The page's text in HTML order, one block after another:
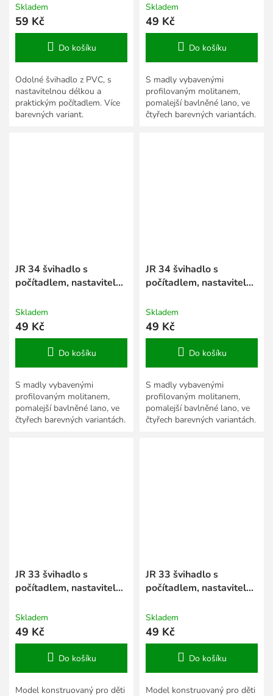
Skladem
59 Kč
Do košíku
Odolné švihadlo z PVC, s
nastavitelnou délkou a
praktickým počítadlem. Více
barevných variant.
Skladem
49 Kč
Do košíku
S madly vybavenými
profilovaným molitanem,
pomalejší bavlněné lano, ve
čtyřech barevných variantách.
JR 34 švihadlo s
počítadlem, nastavitelná
Skladem
49 Kč
Do košíku
S madly vybavenými
profilovaným molitanem,
pomalejší bavlněné lano, ve
čtyřech barevných variantách.
JR 34 švihadlo s
počítadlem, nastavitelná
Skladem
49 Kč
Do košíku
S madly vybavenými
profilovaným molitanem,
pomalejší bavlněné lano, ve
čtyřech barevných variantách.
JR 33 švihadlo s
počítadlem, nastavitelná
Skladem
49 Kč
Do košíku
Model konstruovaný pro děti
JR 33 švihadlo s
počítadlem, nastavitelná
Skladem
49 Kč
Do košíku
Model konstruovaný pro děti